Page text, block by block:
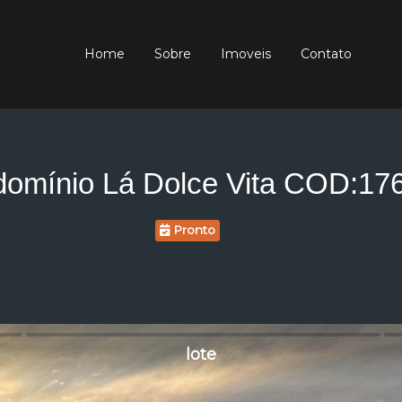
Home Sobre Imoveis Contato
Lá Dolce Vita
Pronto
lote